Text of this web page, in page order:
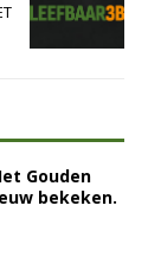
Gouden
bekeken.